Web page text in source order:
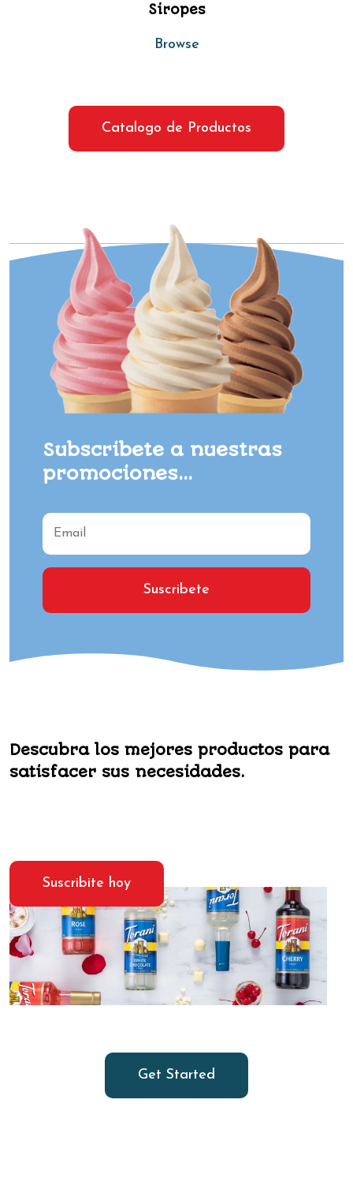
Siropes
Browse
Catalogo de Productos
Subscribete a nuestras
promociones...
Suscribete
Descubra los mejores productos para
satisfacer sus necesidades.
Suscribite hoy
Get Started